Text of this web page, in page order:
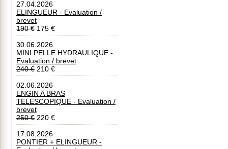
27.04.2026
ELINGUEUR - Evaluation /
brevet
190 € 175 €
30.06.2026
MINI PELLE HYDRAULIQUE -
Evaluation / brevet
240 € 210 €
02.06.2026
ENGIN A BRAS
TELESCOPIQUE - Evaluation /
brevet
250 € 220 €
17.08.2026
PONTIER + ELINGUEUR -